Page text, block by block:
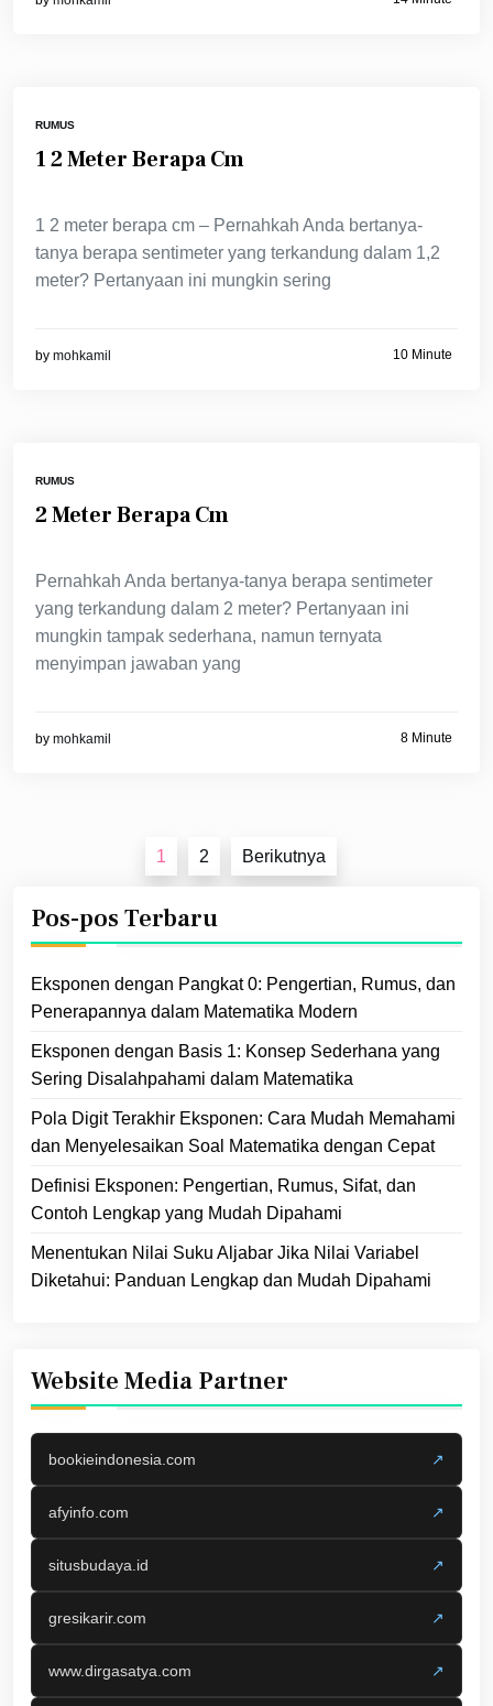
RUMUS
1 2 Meter Berapa Cm
1 2 meter berapa cm – Pernahkah Anda bertanya-
tanya berapa sentimeter yang terkandung dalam 1,2
meter? Pertanyaan ini mungkin sering
by mohkamil 10 Minute
RUMUS
2 Meter Berapa Cm
Pernahkah Anda bertanya-tanya berapa sentimeter
yang terkandung dalam 2 meter? Pertanyaan ini
mungkin tampak sederhana, namun ternyata
menyimpan jawaban yang
by mohkamil 8 Minute
1 2 Berikutnya
Pos-pos Terbaru
Eksponen dengan Pangkat 0: Pengertian, Rumus, dan
Penerapannya dalam Matematika Modern
Eksponen dengan Basis 1: Konsep Sederhana yang
Sering Disalahpahami dalam Matematika
Pola Digit Terakhir Eksponen: Cara Mudah Memahami
dan Menyelesaikan Soal Matematika dengan Cepat
Definisi Eksponen: Pengertian, Rumus, Sifat, dan
Contoh Lengkap yang Mudah Dipahami
Menentukan Nilai Suku Aljabar Jika Nilai Variabel
Diketahui: Panduan Lengkap dan Mudah Dipahami
Website Media Partner
bookieindonesia.com ↗
afyinfo.com ↗
situsbudaya.id ↗
gresikarir.com ↗
www.dirgasatya.com ↗